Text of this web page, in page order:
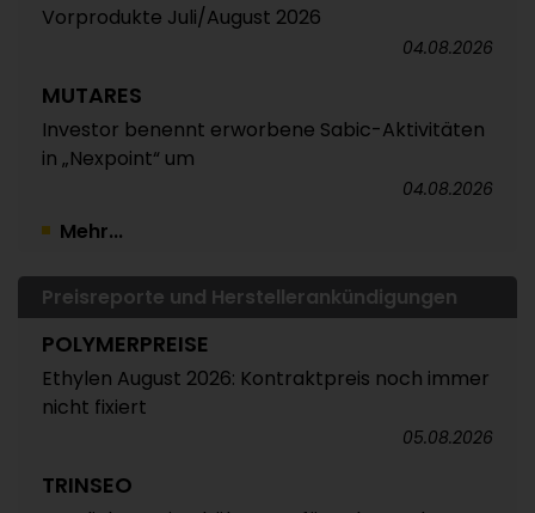
Vorprodukte Juli/August 2026
04.08.2026
MUTARES
Investor benennt erworbene Sabic-Aktivitäten
in „Nexpoint“ um
04.08.2026
Mehr...
Preisreporte und Herstellerankündigungen
POLYMERPREISE
Ethylen August 2026: Kontraktpreis noch immer
nicht fixiert
05.08.2026
TRINSEO